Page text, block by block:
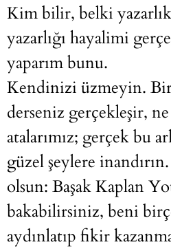
Kim bilir, belki
yazarlığı hayalimi
yaparım bunu.
Kendinizi üzmeyin.
derseniz gerçekleşir,
atalarımız; gerçek bu
güzel şeylere
olsun: Başak Kaplan
bakabilirsiniz, beni
aydınlatıp fikir